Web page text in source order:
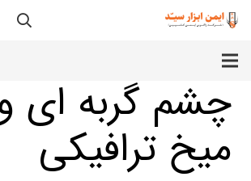
چشم گربه ای
میخ ترافیکی